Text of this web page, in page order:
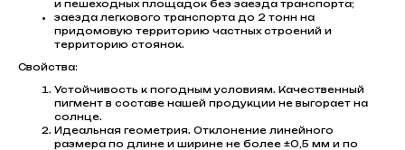
и пешеходных площадок без заезда транспорта;
заезда легкового транспорта до 2 тонн на
придомовую территорию частных строений и
территорию стоянок.
Свойства:
Устойчивость к погодным условиям. Качественный
пигмент в составе нашей продукции не выгорает на
солнце.
Идеальная геометрия. Отклонение линейного
размера по длине и ширине не более ±0,5 мм и по